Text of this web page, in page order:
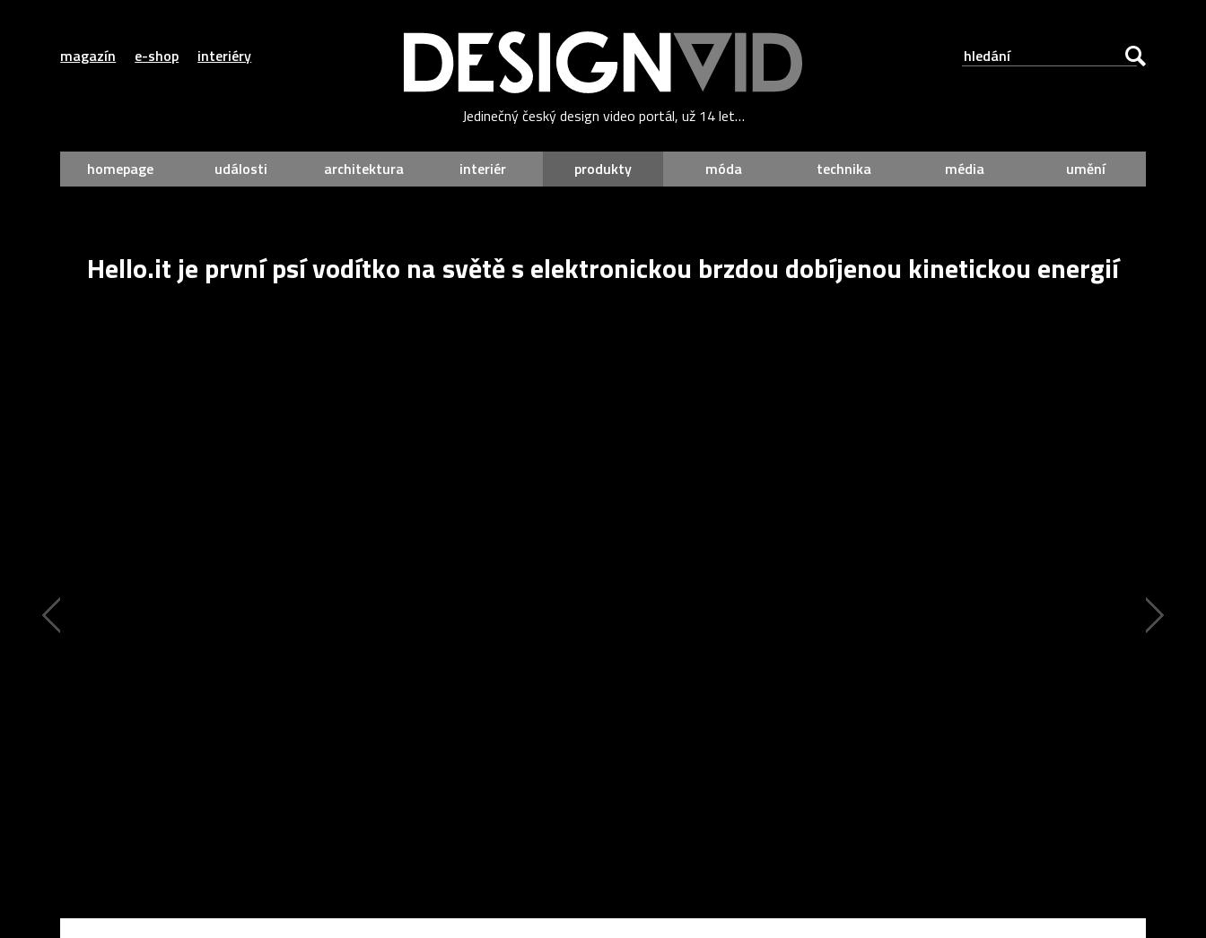
magazín e-shop interiéry
Jedinečný český design video portál, už 14 let…
homepage události architektura interiér produkty móda technika média umění
Hello.it je první psí vodítko na světě s elektronickou brzdou dobíjenou kinetickou energií